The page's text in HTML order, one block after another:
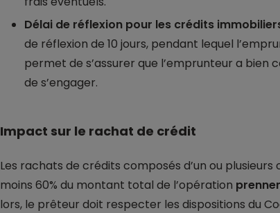
Délai de réflexion pour les crédits
de réflexion de 10 jours, pendant lequel
permet de s’assurer que l’emprunteur a
de s’engager.
Impact sur le rachat de crédit
Les rachats de crédits composés d’un ou
moins 60% du montant total de l’opération
lors, le prêteur doit respecter les dispositions du